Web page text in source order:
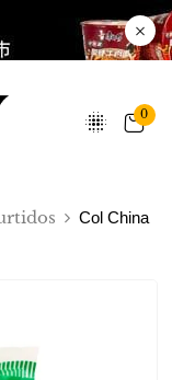
0
Col China